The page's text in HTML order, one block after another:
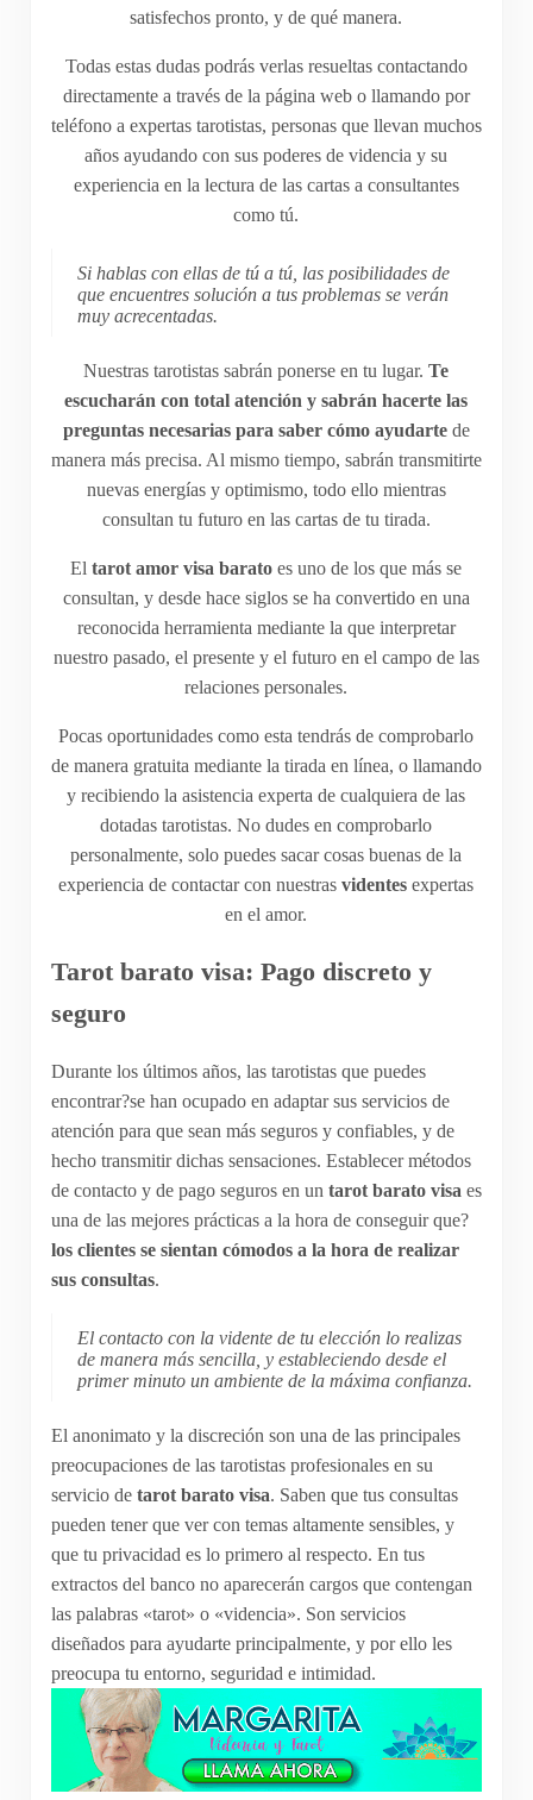
satisfechos pronto, y de qué manera.
Todas estas dudas podrás verlas resueltas contactando
directamente a través de la página web o llamando por
teléfono a expertas tarotistas, personas que llevan muchos
años ayudando con sus poderes de videncia y su
experiencia en la lectura de las cartas a consultantes
como tú.
Si hablas con ellas de tú a tú, las posibilidades de
que encuentres solución a tus problemas se verán
muy acrecentadas.
Nuestras tarotistas sabrán ponerse en tu lugar. Te
escucharán con total atención y sabrán hacerte las
preguntas necesarias para saber cómo ayudarte de
manera más precisa. Al mismo tiempo, sabrán transmitirte
nuevas energías y optimismo, todo ello mientras
consultan tu futuro en las cartas de tu tirada.
Eltarot amor visa barato es uno de los que más se
consultan, y desde hace siglos se ha convertido en una
reconocida herramienta mediante la que interpretar
nuestro pasado, el presente y el futuro en el campo de las
relaciones personales.
Pocas oportunidades como esta tendrás de comprobarlo
de manera gratuita mediante la tirada en línea, o llamando
y recibiendo la asistencia experta de cualquiera de las
dotadas tarotistas. No dudes en comprobarlo
personalmente, solo puedes sacar cosas buenas de la
experiencia de contactar con nuestrasvidentes expertas
en el amor.
Tarot barato visa: Pago discreto y
seguro
Durante los últimos años, las tarotistas que puedes
encontrar?se han ocupado en adaptar sus servicios de
atención para que sean más seguros y confiables, y de
hecho transmitir dichas sensaciones. Establecer métodos
de contacto y de pago seguros en un tarot barato visa es
una de las mejores prácticas a la hora de conseguir que?
los clientes se sientan cómodos a la hora de realizar
sus consultas.
El contacto con la vidente de tu elección lo realizas
de manera más sencilla, y estableciendo desde el
primer minuto un ambiente de la máxima confianza.
El anonimato y la discreción son una de las principales
preocupaciones de las tarotistas profesionales en su
servicio de tarot barato visa. Saben que tus consultas
pueden tener que ver con temas altamente sensibles, y
que tu privacidad es lo primero al respecto. En tus
extractos del banco no aparecerán cargos que contengan
las palabras «tarot» o «videncia». Son servicios
diseñados para ayudarte principalmente, y por ello les
preocupa tu entorno, seguridad e intimidad.